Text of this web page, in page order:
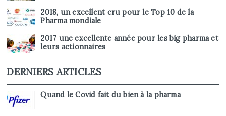
2018, un excellent cru pour le Top 10 de la
Pharma mondiale
2017 une excellente année pour les big pharma et
leurs actionnaires
DERNIERS ARTICLES
Quand le Covid fait du bien à la pharma